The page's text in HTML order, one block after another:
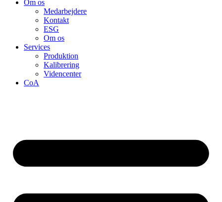
Om os
Medarbejdere
Kontakt
ESG
Om os
Services
Produktion
Kalibrering
Videncenter
CoA